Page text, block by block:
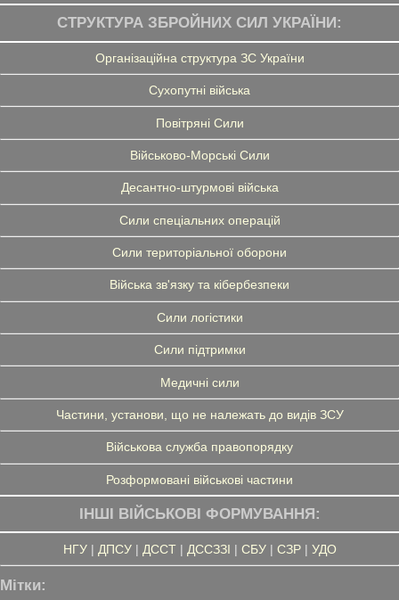
СТРУКТУРА ЗБРОЙНИХ СИЛ УКРАЇНИ:
Організаційна структура ЗС України
Сухопутні війська
Повітряні Сили
Військово-Морські Сили
Десантно-штурмові війська
Сили спеціальних операцій
Сили територіальної оборони
Війська зв'язку та кібербезпеки
Сили логістики
Сили підтримки
Медичні сили
Частини, установи, що не належать до видів ЗСУ
Військова служба правопорядку
Розформовані військові частини
ІНШІ ВІЙСЬКОВІ ФОРМУВАННЯ:
НГУ| ДПСУ| ДССТ| ДССЗЗІ | СБУ| СЗР| УДО
Мітки: